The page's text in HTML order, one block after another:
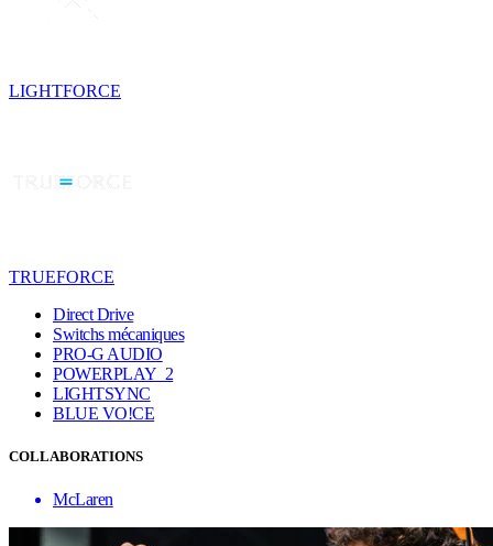
LIGHTFORCE
TRUEFORCE
Direct Drive
Switchs mécaniques
PRO-G AUDIO
POWERPLAY 2
LIGHTSYNC
BLUE VO!CE
COLLABORATIONS
McLaren